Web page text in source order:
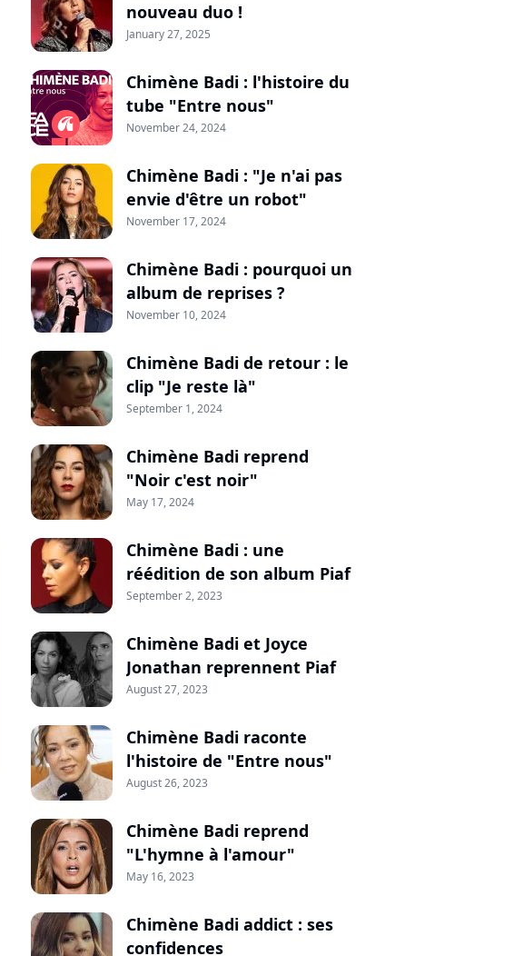
nouveau duo !
January 27, 2025
Chimène Badi : l'histoire du
tube "Entre nous"
November 24, 2024
Chimène Badi : "Je n'ai pas
envie d'être un robot"
November 17, 2024
Chimène Badi : pourquoi un
album de reprises ?
November 10, 2024
Chimène Badi de retour : le
clip "Je reste là"
September 1, 2024
Chimène Badi reprend
"Noir c'est noir"
May 17, 2024
Chimène Badi : une
réédition de son album Piaf
September 2, 2023
Chimène Badi et Joyce
Jonathan reprennent Piaf
August 27, 2023
Chimène Badi raconte
l'histoire de "Entre nous"
August 26, 2023
Chimène Badi reprend
"L'hymne à l'amour"
May 16, 2023
Chimène Badi addict : ses
confidences